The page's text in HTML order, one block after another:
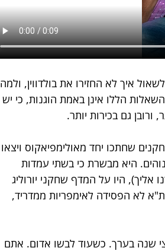
איך לא החזירו את בולדווין, ולמה
הללו אינן באמת הוגנות, כי יש
גם בכירות יותר.
שחתכו יחד מאולימפיאקוס ויצאו
היא מבשרת כי בשתי עמדות
היו על המדף שחקני יורוליג
לא הפסידה לאימפריות ממדריד,
שנה בערך. כשעוד לבשו אדום. אתם